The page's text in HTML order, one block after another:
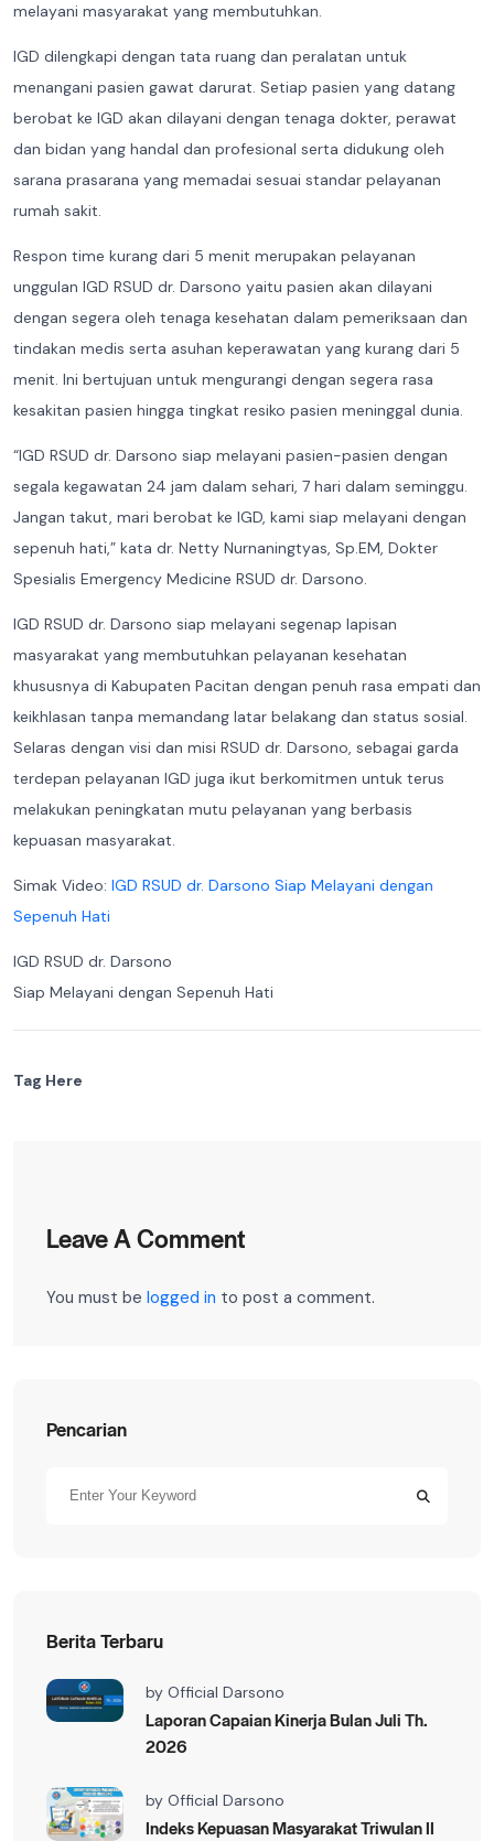
melayani masyarakat yang membutuhkan.
IGD dilengkapi dengan tata ruang dan peralatan untuk
menangani pasien gawat darurat. Setiap pasien yang datang
berobat ke IGD akan dilayani dengan tenaga dokter, perawat
dan bidan yang handal dan profesional serta didukung oleh
sarana prasarana yang memadai sesuai standar pelayanan
rumah sakit.
Respon time kurang dari 5 menit merupakan pelayanan
unggulan IGD RSUD dr. Darsono yaitu pasien akan dilayani
dengan segera oleh tenaga kesehatan dalam pemeriksaan dan
tindakan medis serta asuhan keperawatan yang kurang dari 5
menit. Ini bertujuan untuk mengurangi dengan segera rasa
kesakitan pasien hingga tingkat resiko pasien meninggal dunia.
“IGD RSUD dr. Darsono siap melayani pasien-pasien dengan
segala kegawatan 24 jam dalam sehari, 7 hari dalam seminggu.
Jangan takut, mari berobat ke IGD, kami siap melayani dengan
sepenuh hati,” kata dr. Netty Nurnaningtyas, Sp.EM, Dokter
Spesialis Emergency Medicine RSUD dr. Darsono.
IGD RSUD dr. Darsono siap melayani segenap lapisan
masyarakat yang membutuhkan pelayanan kesehatan
khususnya di Kabupaten Pacitan dengan penuh rasa empati dan
keikhlasan tanpa memandang latar belakang dan status sosial.
Selaras dengan visi dan misi RSUD dr. Darsono, sebagai garda
terdepan pelayanan IGD juga ikut berkomitmen untuk terus
melakukan peningkatan mutu pelayanan yang berbasis
kepuasan masyarakat.
Simak Video: IGD RSUD dr. Darsono Siap Melayani dengan
Sepenuh Hati
IGD RSUD dr. Darsono
Siap Melayani dengan Sepenuh Hati
Tag Here
Leave A Comment
You must be logged in to post a comment.
Pencarian
Berita Terbaru
by Official Darsono
Laporan Capaian Kinerja Bulan Juli Th.
2026
by Official Darsono
Indeks Kepuasan Masyarakat Triwulan II